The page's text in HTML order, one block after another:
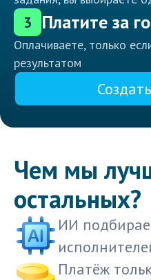
3 Платите за
Оплачиваете, только
результатом
Чем мы
остальных?
ИИ
Платёж